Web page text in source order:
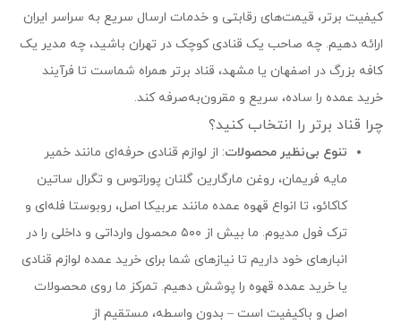
کیفیت برتر، قیمت‌های رقابتی و خدمات ارسال سریع به سراسر ایران
ارائه دهیم. چه صاحب یک قنادی کوچک در تهران باشید، چه مدیر یک
کافه بزرگ در اصفهان یا مشهد، قناد برتر همراه شماست تا فرآیند
خرید عمده را ساده، سریع و مقرون‌به‌صرفه کند.
چرا قناد برتر را انتخاب کنید؟
تنوع بی‌نظیر محصولات: از لوازم قنادی حرفه‌ای مانند خمیر
مایه فریمان، روغن مارگارین گلنان پوراتوس و تگرال ساتین
کاکائو، تا انواع قهوه عمده مانند عربیکا اصل، روبوستا فله‌ای و
ترک فول مدیوم. ما بیش از ۵۰۰ محصول وارداتی و داخلی را در
انبارهای خود داریم تا نیازهای شما برای خرید عمده لوازم قنادی
یا خرید عمده قهوه را پوشش دهیم. تمرکز ما روی محصولات
اصل و باکیفیت است – بدون واسطه، مستقیم از